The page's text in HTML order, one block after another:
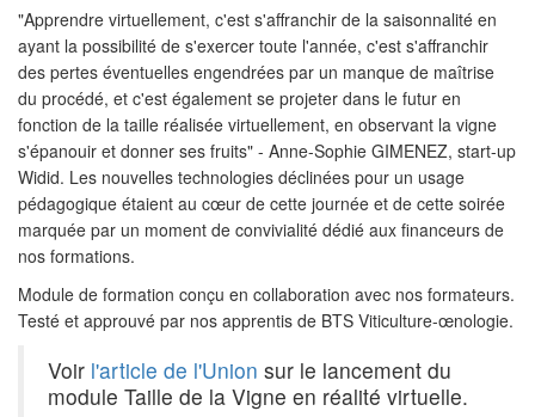
"Apprendre virtuellement, c'est s'affranchir de la saisonnalité en
ayant la possibilité de s'exercer toute l'année, c'est s'affranchir
des pertes éventuelles engendrées par un manque de maîtrise
du procédé, et c'est également se projeter dans le futur en
fonction de la taille réalisée virtuellement, en observant la vigne
s'épanouir et donner ses fruits" - Anne-Sophie GIMENEZ, start-up
Widid. Les nouvelles technologies déclinées pour un usage
pédagogique étaient au cœur de cette journée et de cette soirée
marquée par un moment de convivialité dédié aux financeurs de
nos formations.
Module de formation conçu en collaboration avec nos formateurs.
Testé et approuvé par nos apprentis de BTS Viticulture-œnologie.
Voir l'article de l'Union sur le lancement du
module Taille de la Vigne en réalité virtuelle.